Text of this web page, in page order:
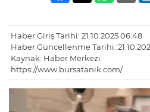
Haber Giriş Tarihi: 21.10.2025 06:48
Haber Güncellenme Tarihi:
Kaynak: Haber Merkezi
https://www.bursatanik.com/